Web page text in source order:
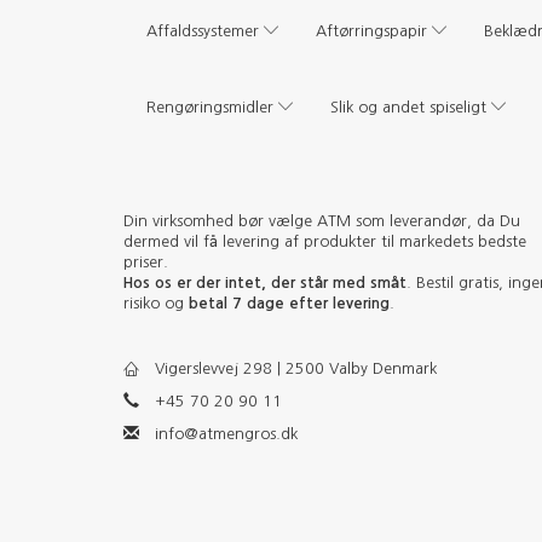
Affaldssystemer Aftørringspapir
Rengøringsmidler Slik og andet spiseligt
Din virksomhed bør vælge ATM som leverandør, da Du
dermed vil få levering af produkter til markedets bedste
priser.
Hos os er der intet, der står med småt . Bestil gratis,
risiko og betal 7 dage efter levering
Vigerslevvej 298 | 2500 Valby Denmark
+45 70 20 90 11
info@atmengros.dk